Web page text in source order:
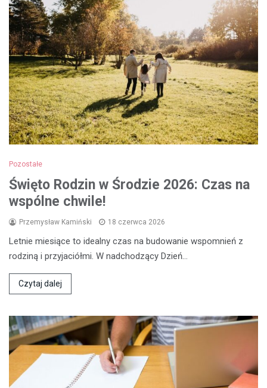
Pozostałe
Święto Rodzin w Środzie 2026: Czas na
wspólne chwile!
Przemysław Kamiński 18 czerwca 2026
Letnie miesiące to idealny czas na budowanie wspomnień z
rodziną i przyjaciółmi. W nadchodzący Dzień…
Czytaj dalej